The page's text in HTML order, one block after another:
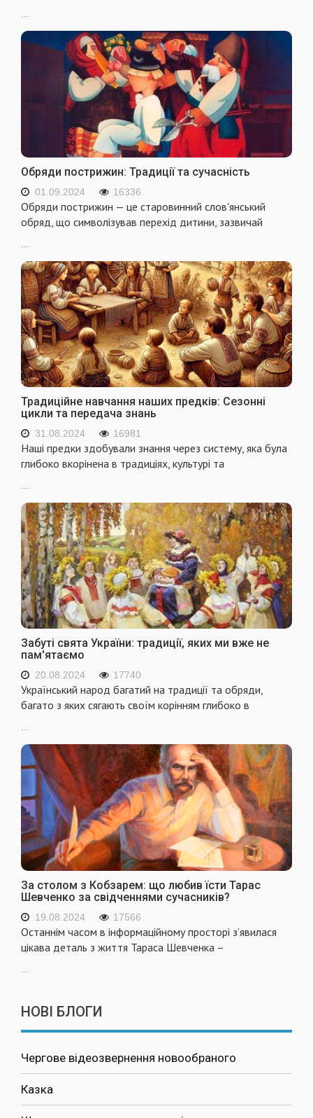
...
Обряди пострижин: Традиції та сучасність
01.09.2024 16336
Обряди пострижин — це старовинний слов'янський
обряд, що символізував перехід дитини, зазвичай
Традиційне навчання наших предків: Сезонні
цикли та передача знань
31.08.2024 16981
Наші предки здобували знання через систему, яка була
глибоко вкорінена в традиціях, культурі та
Забуті свята України: традиції, яких ми вже не
пам'ятаємо
20.08.2024 17740
Український народ багатий на традиції та обряди,
багато з яких сягають своїм корінням глибоко в
...
За столом з Кобзарем: що любив їсти Тарас
Шевченко за свідченнями сучасників?
19.08.2024 17566
Останнім часом в інформаційному просторі з’явилася
цікава деталь з життя Тараса Шевченка –
НОВІ БЛОГИ
Чергове відеозвернення новообраного
Казка